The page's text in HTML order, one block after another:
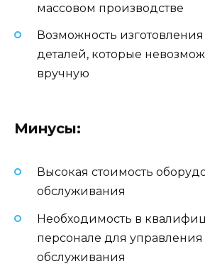
массовом производстве
Возможность
деталей, которые
вручную
Минусы:
Высокая стоимость
обслуживания
Необходимость в
персонале для управления
обслуживания